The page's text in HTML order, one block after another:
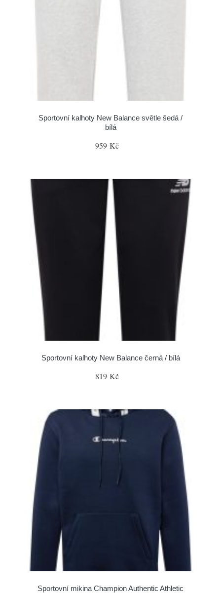
Sportovní kalhoty New Balance světle šedá /
bílá
959 Kč
Sportovní kalhoty New Balance černá / bílá
819 Kč
Sportovní mikina Champion Authentic Athletic